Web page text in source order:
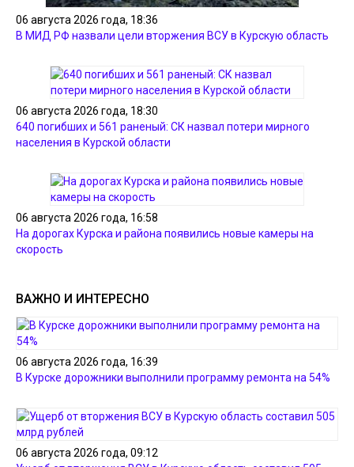
06 августа 2026 года, 18:36
В МИД РФ назвали цели вторжения ВСУ в Курскую область
06 августа 2026 года, 18:30
640 погибших и 561 раненый: СК назвал потери мирного
населения в Курской области
06 августа 2026 года, 16:58
На дорогах Курска и района появились новые камеры на
скорость
ВАЖНО И ИНТЕРЕСНО
06 августа 2026 года, 16:39
В Курске дорожники выполнили программу ремонта на 54%
06 августа 2026 года, 09:12